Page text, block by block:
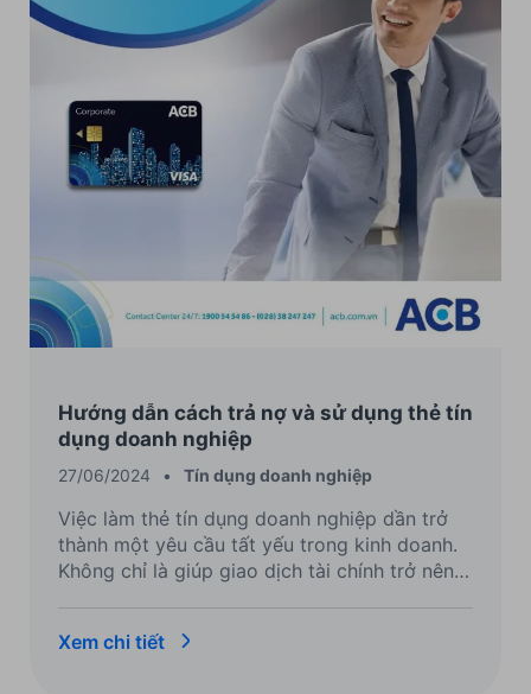
Hướng dẫn cách trả nợ và sử dụng thẻ tín
dụng doanh nghiệp
27/06/2024 • Tín dụng doanh nghiệp
Việc làm thẻ tín dụng doanh nghiệp dần trở
thành một yêu cầu tất yếu trong kinh doanh.
Không chỉ là giúp giao dịch tài chính trở nên
tiền.
Xem chi tiết